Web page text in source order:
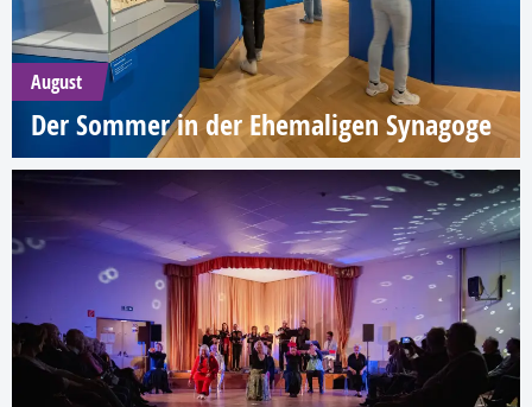
August
Der Sommer in der Ehemaligen Synagoge